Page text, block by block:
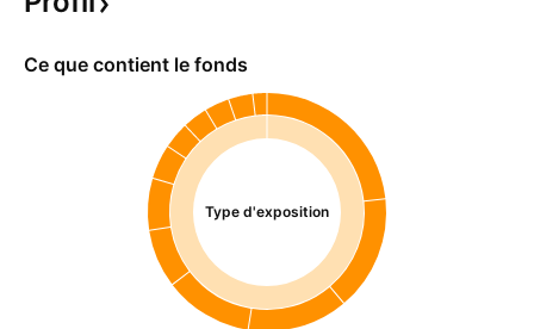
Ce que contient le fonds
Type d'exposition